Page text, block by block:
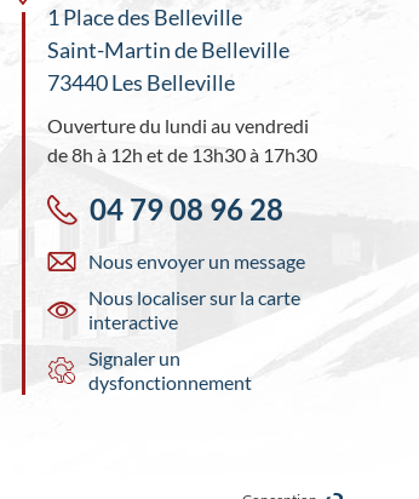
1 Place des Belleville
Saint-Martin de Belleville
73440 Les Belleville
Ouverture du lundi au vendredi
de 8h à 12h et de 13h30 à 17h30
04 79 08 96 28
Nous envoyer un message
Nous localiser sur la carte
interactive
Signaler un
dysfonctionnement